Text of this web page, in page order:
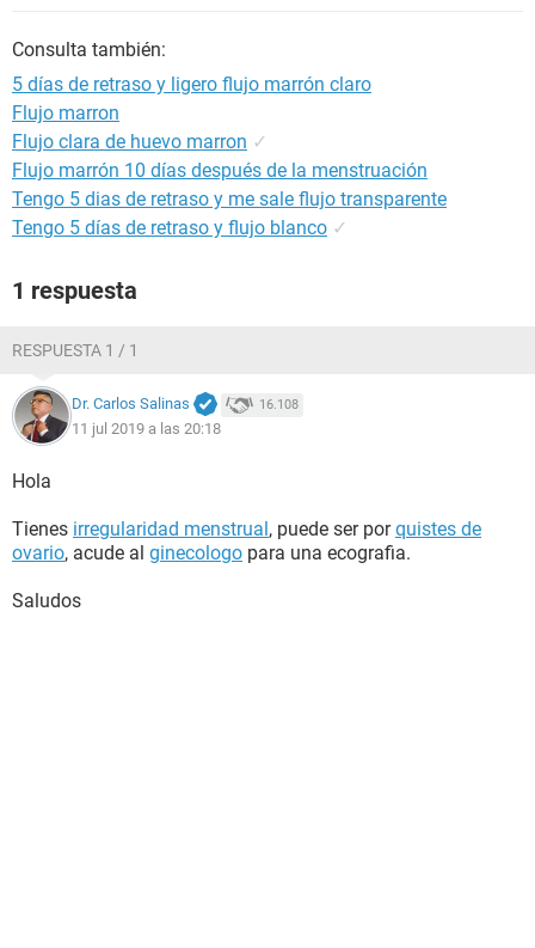
Consulta también:
5 días de retraso y ligero flujo marrón claro
Flujo marron
Flujo clara de huevo marron ✓
Flujo marrón 10 días después de la menstruación
Tengo 5 dias de retraso y me sale flujo transparente
Tengo 5 días de retraso y flujo blanco ✓
1 respuesta
RESPUESTA 1 / 1
Dr. Carlos Salinas 16.108
11 jul 2019 a las 20:18
Hola
Tienes irregularidad menstrual, puede ser porquistes de
ovario, acude al ginecologo para una ecografia.
Saludos